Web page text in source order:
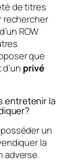
de titres
rechercher
ROW
que
privé
entretenir la
un
la
adverse.